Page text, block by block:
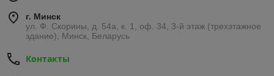
г. Минск
ул. Ф. Скорины, д. 54а, к. 1, оф. 34, 3-й этаж (трехэтажное
здание), Минск, Беларусь
Контакты